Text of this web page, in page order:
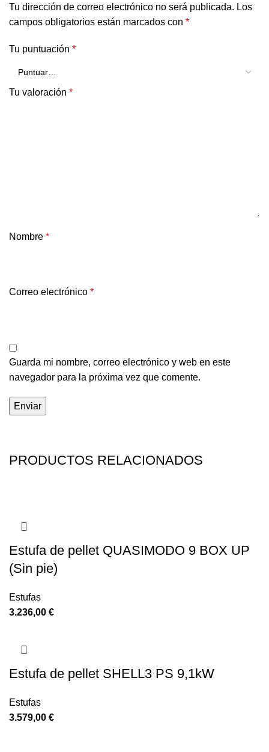
Tu dirección de correo electrónico no será publicada. Los
campos obligatorios están marcados con *
Tu puntuación *
Tu valoración *
Nombre *
Correo electrónico *
Guarda mi nombre, correo electrónico y web en este
navegador para la próxima vez que comente.
PRODUCTOS RELACIONADOS
Estufa de pellet QUASIMODO 9 BOX UP
(Sin pie)
Estufas
3.236,00 €
Estufa de pellet SHELL3 PS 9,1kW
Estufas
3.579,00 €